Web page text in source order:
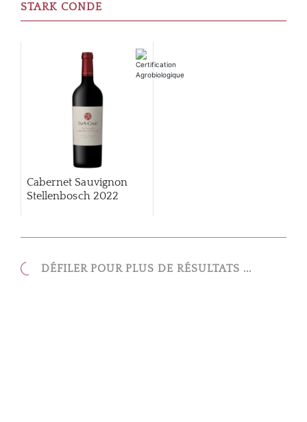
STARK CONDE
Cabernet Sauvignon
Stellenbosch 2022
DÉFILER POUR PLUS DE RÉSULTATS ...